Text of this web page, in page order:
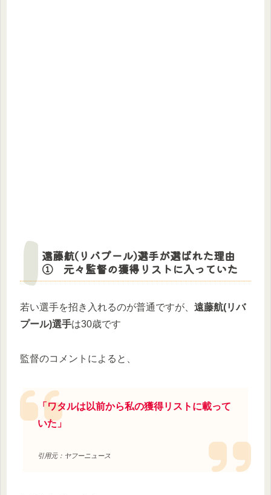
遠藤航(リバプール)選手が選ばれた理由
① 元々監督の獲得リストに入っていた
若い選手を招き入れるのが普通ですが、 遠藤航(リバ
プール)選手は30歳です
監督のコメントによると、
「ワタルは以前から私の獲得リストに載って
いた」
引用元：ヤフーニュース